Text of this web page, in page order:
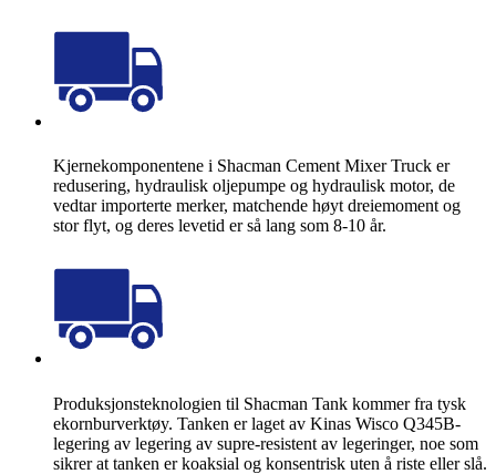
Kjernekomponentene i Shacman Cement Mixer Truck er
redusering, hydraulisk oljepumpe og hydraulisk motor, de
vedtar importerte merker, matchende høyt dreiemoment og
stor flyt, og deres levetid er så lang som 8-10 år.
Produksjonsteknologien til Shacman Tank kommer fra tysk
ekornburverktøy. Tanken er laget av Kinas Wisco Q345B-
legering av legering av supre-resistent av legeringer, noe som
sikrer at tanken er koaksial og konsentrisk uten å riste eller slå.